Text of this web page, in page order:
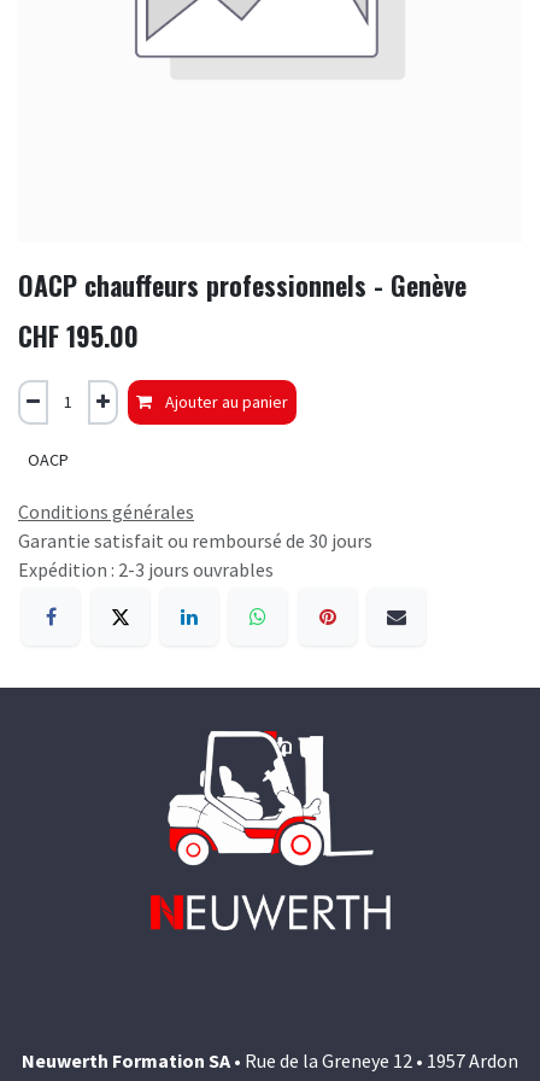
OACP chauffeurs professionnels - Genève
CHF195.00
Ajouter au panier
OACP
Conditions générales
Garantie satisfait ou remboursé de 30 jours
Expédition : 2-3 jours ouvrables
Neuwerth Formation SA • Rue de la Greneye 12 • 1957 Ardon